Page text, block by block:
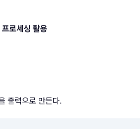
프로세싱 활용
출력으로 만든다.